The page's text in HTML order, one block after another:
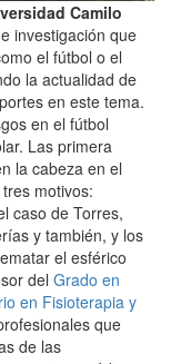
Camilo
investigación que
el fútbol o el
la actualidad de
en este tema.
en el fútbol
Las primera
la cabeza en el
motivos:
caso de Torres,
y también, y los
el esférico
del Grado en
en Fisioterapia y
que
de las